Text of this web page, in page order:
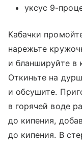
уксус 9-
Кабачки
нарежьте
и бланшируйте в
Откиньте на
и обсушите.
в горячей воде
до кипения,
до кипения. В